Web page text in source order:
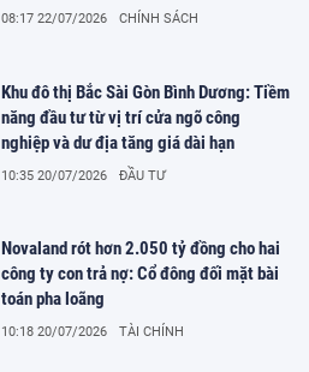
bệnh
08:17 22/07/2026 CHÍNH SÁCH
Khu đô thị Bắc Sài Gòn Bình Dương: Tiềm
năng đầu tư từ vị trí cửa ngõ công
nghiệp và dư địa tăng giá dài hạn
10:35 20/07/2026 ĐẦU TƯ
Novaland rót hơn 2.050 tỷ đồng cho hai
công ty con trả nợ: Cổ đông đối mặt bài
toán pha loãng
10:18 20/07/2026 TÀI CHÍNH